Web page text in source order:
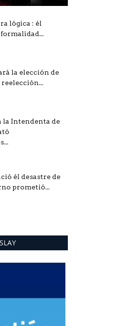
lógica : él
la elección de
reelección...
la Intendenta de
él desastre de
prometió...